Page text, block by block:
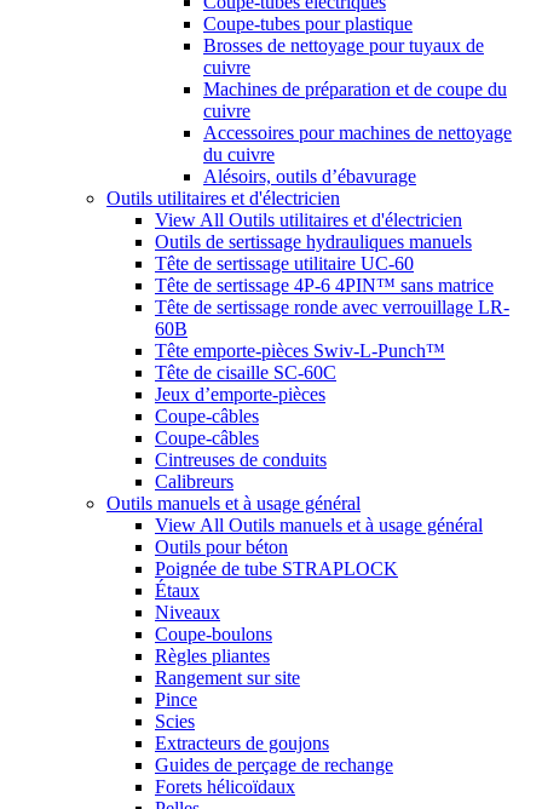
Coupe-tubes pour plastique
Brosses de nettoyage pour tuyaux de
cuivre
Machines de préparation et de coupe du
cuivre
Accessoires pour machines de nettoyage
du cuivre
Alésoirs, outils d’ébavurage
Outils utilitaires et d'électricien
View All Outils utilitaires et d'électricien
Outils de sertissage hydrauliques manuels
Tête de sertissage utilitaire UC-60
Tête de sertissage 4P-6 4PIN™ sans matrice
Tête de sertissage ronde avec verrouillage LR-
60B
Tête emporte-pièces Swiv-L-Punch™
Tête de cisaille SC-60C
Jeux d’emporte-pièces
Coupe-câbles
Coupe-câbles
Cintreuses de conduits
Calibreurs
Outils manuels et à usage général
View All Outils manuels et à usage général
Outils pour béton
Poignée de tube STRAPLOCK
Étaux
Niveaux
Coupe-boulons
Règles pliantes
Rangement sur site
Pince
Scies
Extracteurs de goujons
Guides de perçage de rechange
Forets hélicoïdaux